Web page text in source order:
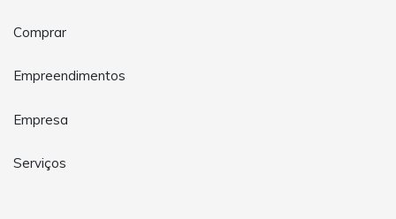
Comprar
Empreendimentos
Empresa
Serviços